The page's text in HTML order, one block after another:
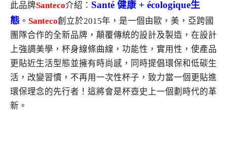
此品牌Santeco介紹： Santé 健康 + écologique生
態 。 Santeco創立於2015年，是一個由歐，美，亞跨國
團隊合作的全新品牌，顛覆傳統的設計及製造，在設計
上強調美學，杯身線條曲線，功能性，實用性，使產品
更貼近生活型態並擁有時尚感，同時提倡環保和低碳生
活，改變習慣，不再用一次性杯子，致力當一個更貼進
環保理念的先行者！這將會是杯壺史上一個劃時代的革
新。